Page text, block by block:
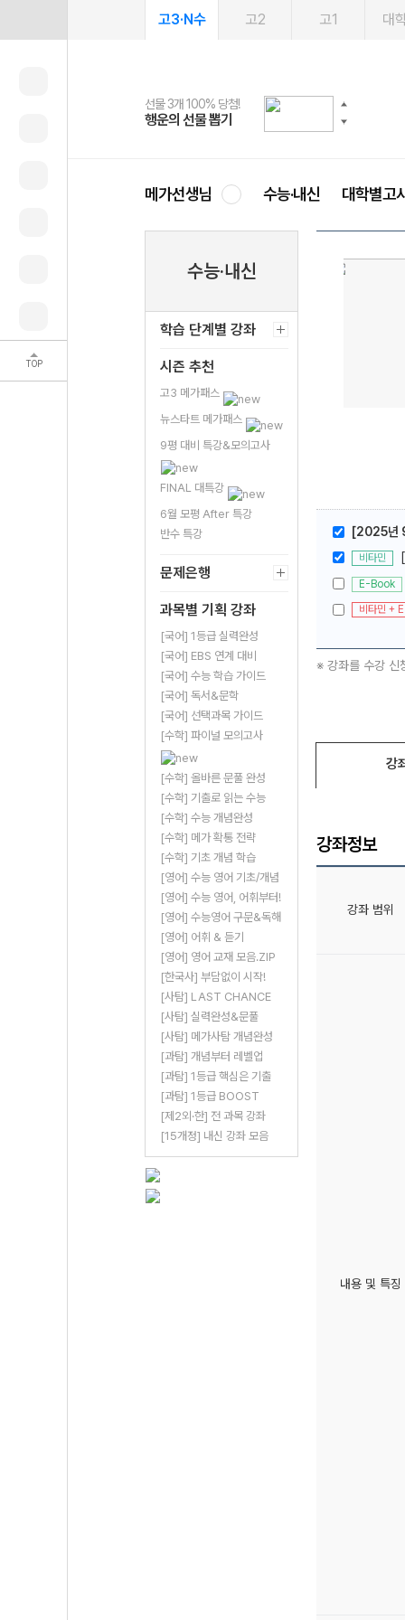
TOP
고3·N수 고2 고1 대
선물 3개 100% 당첨!
행운의 선물 뽑기
선물 100% 증정!
메가스터디 X 올리브
여름방학 스터디 캐시백
메가런 썸머스쿨
2027 러셀 단과
강사 공개선발
스마트러닝앱
설문 EVENT
메가패스
3일 무료 체험권
메가패스 수강생 무료혜택!
메가클럽 멤버십
사회공헌 캠페인
희망이룸 메가나눔
메가선생님 수능·내신 대학별고
수능·내신
학습 단계별 강좌
시즌 추천
고3 메가패스
뉴스타트 메가패스
9평 대비 특강&모의고사
FINAL 대특강
6월 모평 After 특강
반수 특강
문제은행
과목별 기획 강좌
[국어] 1등급 실력완성
[국어] EBS 연계 대비
[국어] 수능 학습 가이드
[국어] 독서&문학
[국어] 선택과목 가이드
[수학] 파이널 모의고사
[수학] 올바른 문풀 완성
[수학] 기출로 읽는 수능
[수학] 수능 개념완성
[수학] 메가 확통 전략
[수학] 기초 개념 학습
[영어] 수능 영어 기초/개념
[영어] 수능 영어, 어휘부터!
[영어] 수능영어 구문&독해
[영어] 어휘 & 듣기
[영어] 영어 교재 모음.ZIP
[한국사] 부담없이 시작!
[사탐] LAST CHANCE
[사탐] 실력완성&문풀
[사탐] 메가사탐 개념완성
[과탐] 개념부터 레벨업
[과탐] 1등급 핵심은 기출
[과탐] 1등급 BOOST
[제2외·한] 전 과목 강좌
[15개정] 내신 강좌 모음
[2025년
비타민
E-Book
비타민 +
※ 강좌를 수강 신
강
강좌정보
강좌 범위
내용 및 특징